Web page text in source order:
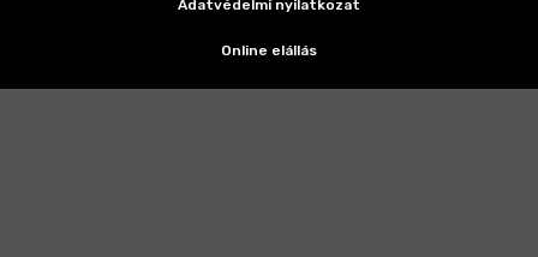
Adatvédelmi nyilatkozat
Online elállás